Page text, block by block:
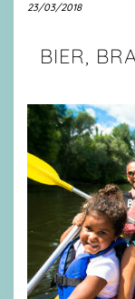
23/03/2018
BIER,